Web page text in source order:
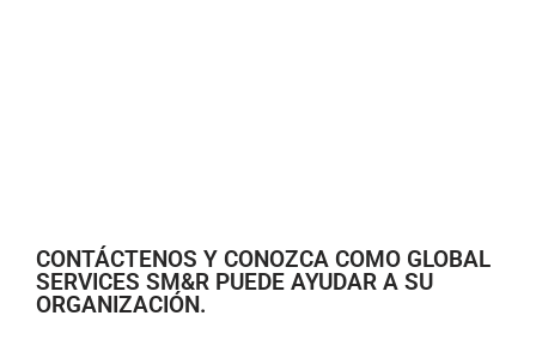
CONTÁCTENOS Y CONOZCA COMO GLOBAL
SERVICES SM&R PUEDE AYUDAR A SU
ORGANIZACIÓN.